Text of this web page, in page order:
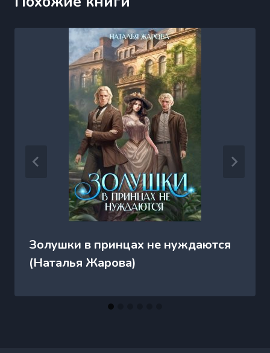
Золушки в принцах не нуждаются
(Наталья Жарова)